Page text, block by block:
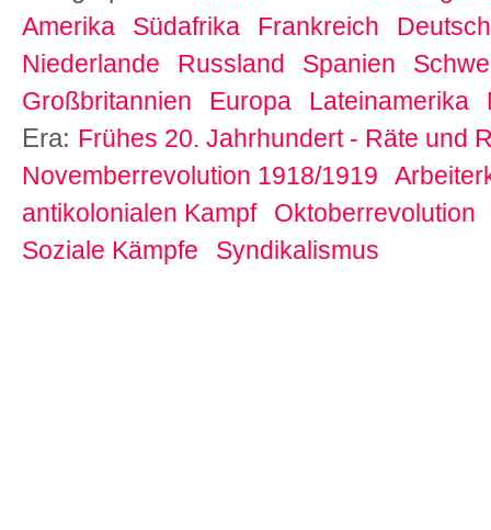
Amerika
Südafrika Frankreich
Niederlande
Russland Spanien
Großbritannien
Europa Lateinamerika
Era: Frühes 20. Jahrhundert - Räte und
Novemberrevolution 1918/1919
antikolonialen Kampf
Oktoberrevolution
Soziale Kämpfe
Syndikalismus